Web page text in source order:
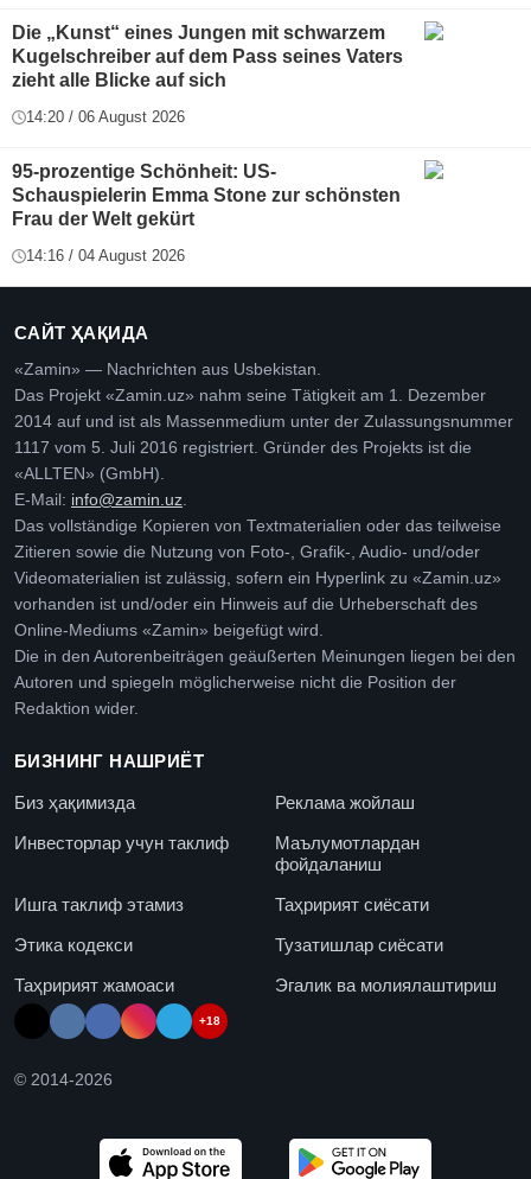
Die „Kunst“ eines Jungen mit schwarzem
Kugelschreiber auf dem Pass seines Vaters
zieht alle Blicke auf sich
14:20 / 06 August 2026
95-prozentige Schönheit: US-
Schauspielerin Emma Stone zur schönsten
Frau der Welt gekürt
14:16 / 04 August 2026
САЙТ ҲАҚИДА
«Zamin» — Nachrichten aus Usbekistan.
Das Projekt «Zamin.uz» nahm seine Tätigkeit am 1. Dezember
2014 auf und ist als Massenmedium unter der Zulassungsnummer
1117 vom 5. Juli 2016 registriert. Gründer des Projekts ist die
«ALLTEN» (GmbH).
E-Mail: info@zamin.uz.
Das vollständige Kopieren von Textmaterialien oder das teilweise
Zitieren sowie die Nutzung von Foto-, Grafik-, Audio- und/oder
Videomaterialien ist zulässig, sofern ein Hyperlink zu «Zamin.uz»
vorhanden ist und/oder ein Hinweis auf die Urheberschaft des
Online-Mediums «Zamin» beigefügt wird.
Die in den Autorenbeiträgen geäußerten Meinungen liegen bei den
Autoren und spiegeln möglicherweise nicht die Position der
Redaktion wider.
БИЗНИНГ НАШРИЁТ
Биз ҳақимизда
Реклама жойлаш
Инвесторлар учун таклиф
Маълумотлардан
фойдаланиш
Ишга таклиф этамиз
Таҳририят сиёсати
Этика кодекси
Тузатишлар сиёсати
Таҳририят жамоаси
Эгалик ва молиялаштириш
+18
© 2014-2026